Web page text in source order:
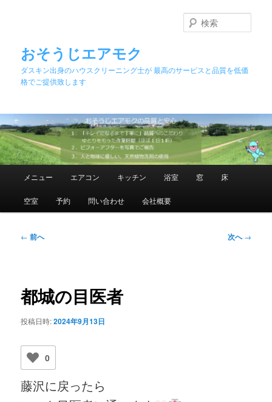
移
動
おそうじエアモク
ダスキン出身のハウスクリーニング士が 最高のサービスと品質を低価
格でご提供致します
索
メ
メニュー エアコン キッチン 浴室 窓 床
空室 予約 問い合わせ 会社概要
投
ゲ
ー
ョ
← 前へ 次へ→
都城の目医者
投稿日時:2024年9月13日
0
藤沢に戻ったら